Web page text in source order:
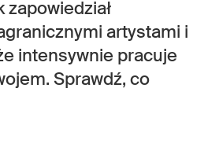
zapowiedział
artystami i
intensywnie pracuje
Sprawdź, co